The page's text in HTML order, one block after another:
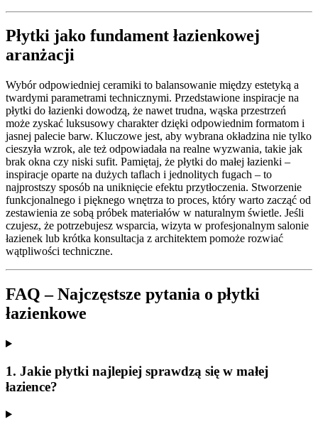
Płytki jako fundament łazienkowej
aranżacji
Wybór odpowiedniej ceramiki to balansowanie między estetyką a
twardymi parametrami technicznymi. Przedstawione inspiracje na
płytki do łazienki dowodzą, że nawet trudna, wąska przestrzeń
może zyskać luksusowy charakter dzięki odpowiednim formatom i
jasnej palecie barw. Kluczowe jest, aby wybrana okładzina nie tylko
cieszyła wzrok, ale też odpowiadała na realne wyzwania, takie jak
brak okna czy niski sufit. Pamiętaj, że płytki do małej łazienki –
inspiracje oparte na dużych taflach i jednolitych fugach – to
najprostszy sposób na uniknięcie efektu przytłoczenia. Stworzenie
funkcjonalnego i pięknego wnętrza to proces, który warto zacząć od
zestawienia ze sobą próbek materiałów w naturalnym świetle. Jeśli
czujesz, że potrzebujesz wsparcia, wizyta w profesjonalnym salonie
łazienek lub krótka konsultacja z architektem pomoże rozwiać
wątpliwości techniczne.
FAQ – Najczęstsze pytania o płytki
łazienkowe
1. Jakie płytki najlepiej sprawdzą się w małej
łazience?